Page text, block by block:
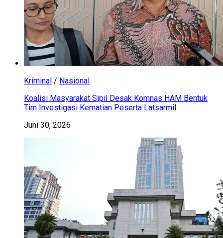
Kriminal / Nasional
Koalisi Masyarakat Sipil Desak Komnas HAM Bentuk
Tim Investigasi Kematian Peserta Latsarmil
Juni 30, 2026